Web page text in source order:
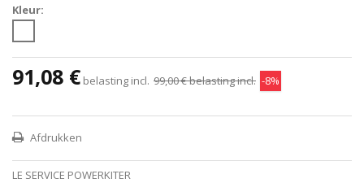
Kleur:
91,08 € belasting incl. 99,00 €belasting incl. -8%
Afdrukken
LE SERVICE POWERKITER